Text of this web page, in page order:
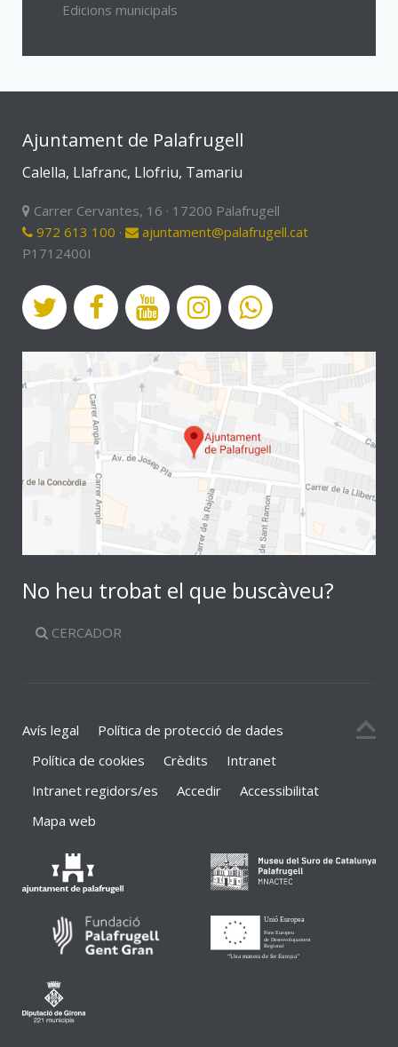
Edicions municipals
Ajuntament de Palafrugell
Calella, Llafranc, Llofriu, Tamariu
Carrer Cervantes, 16 · 17200 Palafrugell
972 613 100 ·
ajuntament@palafrugell.cat
P1712400I
No heu trobat el que buscàveu?
CERCADOR
Avís legal
Política de protecció de dades
Política de cookies
Crèdits
Intranet
Intranet regidors/es
Accedir
Accessibilitat
Mapa web